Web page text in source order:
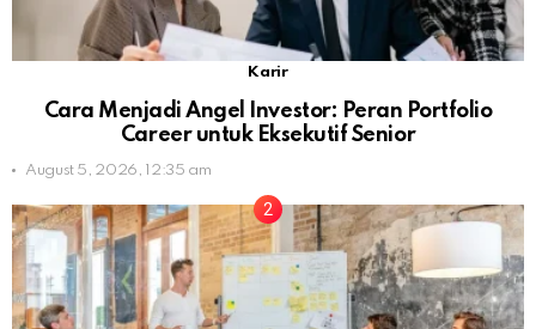
Karir
Cara Menjadi Angel Investor: Peran Portfolio
Career untuk Eksekutif Senior
August 5, 2026, 12:35 am